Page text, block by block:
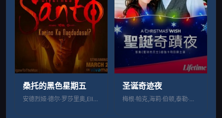
桑托的黑色星期五
安德烈娅·德尔·罗莎里奥,Ella Cr
圣诞奇迹夜
梅根·帕克,海莉·伯顿,泰勒·希尔顿